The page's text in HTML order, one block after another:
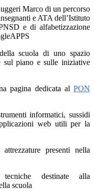
Marco di un percorso
e ATA dell’Istituto
e di alfabetizzazione
scuola di uno spazio
sul piano e sulle iniziative
pagina dedicata al PON
informatici, sussidi
web utili per la
presenti nella
destinate alla
scuola